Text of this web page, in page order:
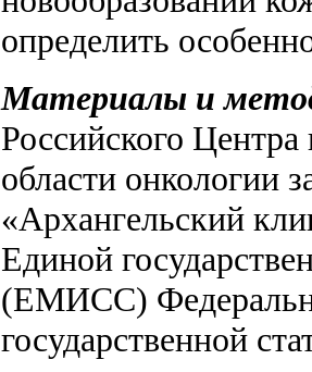
определить
Материалы и
Российского
области онкологии
«Архангельский
Единой
(ЕМИСС)
государственной